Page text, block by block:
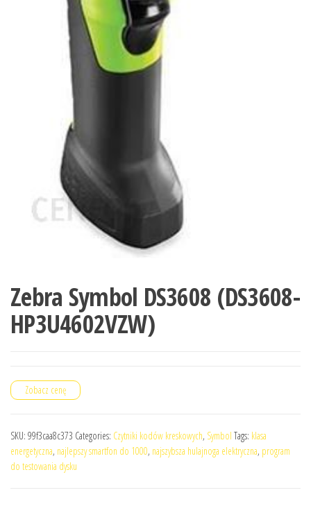
Zebra Symbol DS3608 (DS3608-
HP3U4602VZW)
Zobacz cenę
SKU: 99f3caa8c373 Categories: Czytniki kodów kreskowych, Symbol Tags: klasa
energetyczna, najlepszy smartfon do 1000, najszybsza hulajnoga elektryczna, program
do testowania dysku